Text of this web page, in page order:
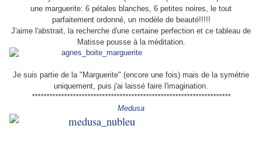
une marguerite: 6 pétales blanches, 6 petites noires, le tout
parfaitement ordonné, un modèle de beauté!!!!!
J'aime l'abstrait, la recherche d'une certaine perfection et ce tableau de
Matisse pousse à la méditation.
Je suis partie de la "Marguerite" (encore une fois) mais de la symétrie
uniquement, puis j'ai laissé faire l'imagination.
********************************************************************
Medusa